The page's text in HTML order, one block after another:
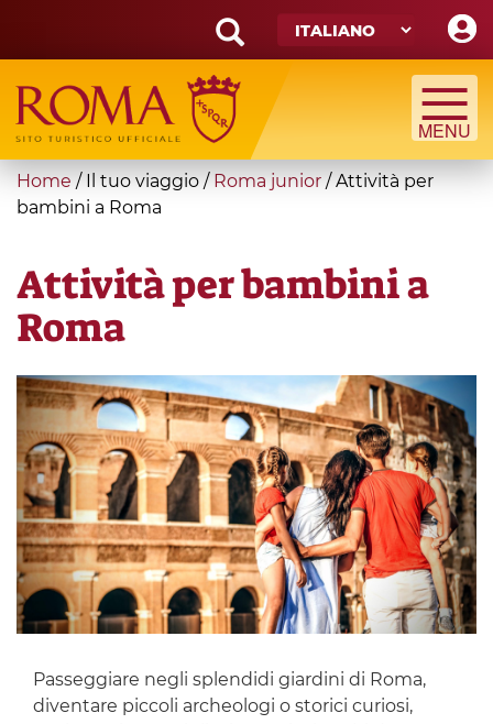
main
content
Search
form
Cerca
You
are
Home / Il tuo viaggio / Roma junior /Attività per
bambini a Roma
Attività per bambini a
Roma
Passeggiare negli splendidi giardini di Roma,
diventare piccoli archeologi o storici curiosi,